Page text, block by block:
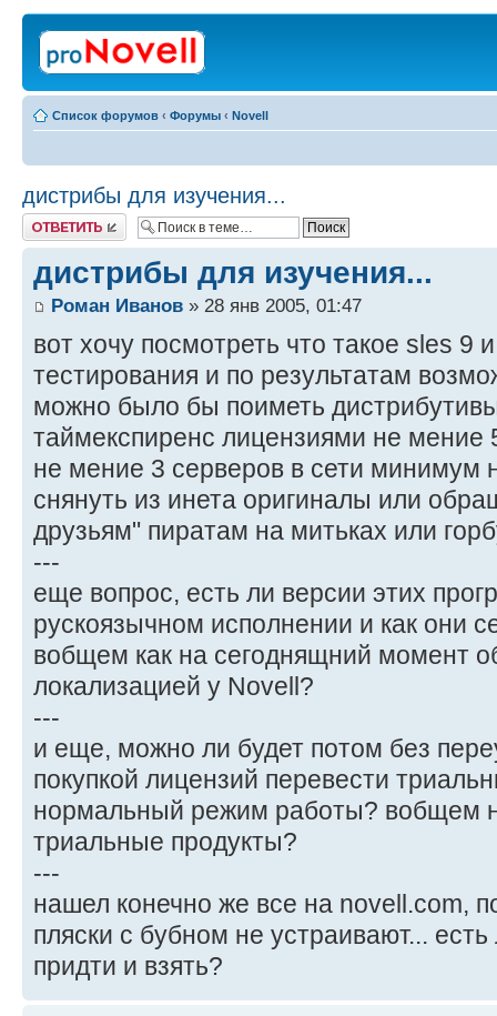
Список форумов ‹ Форумы ‹ Novell
дистрибы для изучения...
Ответить
дистрибы для изучения...
Роман Иванов » 28 янв 2005, 01:47
вот хочу посмотреть что такое sles 9
тестирования и по результатам
можно было бы поиметь
таймекспиренс лицензиями не
не мение 3 серверов в сети минимум
снянуть из инета оригиналы или
друзьям" пиратам на митьках или
---
еще вопрос, есть ли версии этих
рускоязычном исполнении и как они
вобщем как на сегоднящний момент
локализацией у Novell?
---
и еще, можно ли будет потом без
покупкой лицензий перевести
нормальный режим работы? вобщем
триальные продукты?
---
нашел конечно же все на novell.com,
пляски с бубном не устраивают...
придти и взять?